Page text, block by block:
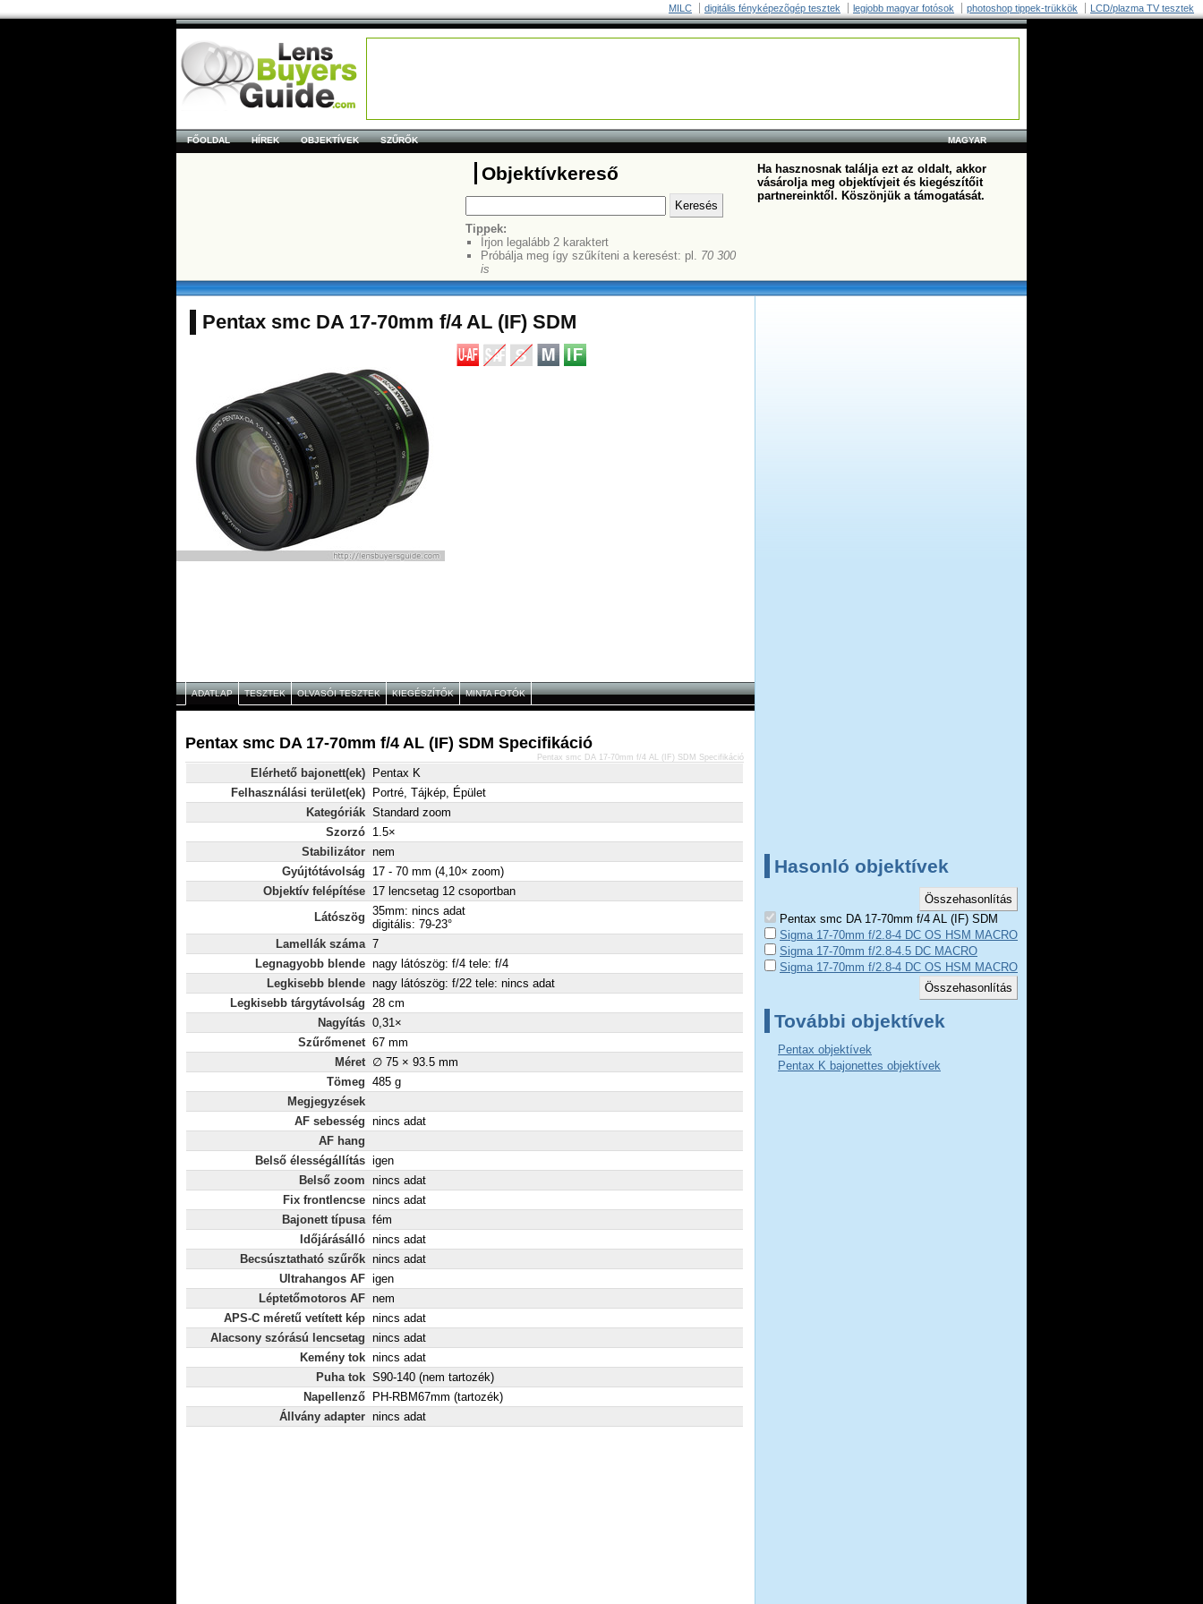
MILC digitális fényképezõgép tesztek legjobb magyar fotósok photoshop tippek-trükkök LCD/plazma TV tesztek
MAGYAR
FŐOLDAL HÍREK OBJEKTÍVEK SZŰRŐK
Objektívkereső
Tippek:
Írjon legalább 2 karaktert
Próbálja meg így szűkíteni a keresést: pl. 70 300
is
Ha hasznosnak találja ezt az oldalt, akkor
vásárolja meg objektívjeit és kiegészítőit
partnereinktől. Köszönjük a támogatását.
Pentax smc DA 17-70mm f/4 AL (IF) SDM
ADATLAP TESZTEK OLVASÓI TESZTEK KIEGÉSZÍTŐK MINTA FOTÓK
Pentax smc DA 17-70mm f/4 AL (IF) SDM Specifikáció
Elérhető bajonett(ek)
Pentax K
Felhasználási terület(ek)
Portré, Tájkép, Épület
Kategóriák Standard zoom
Szorzó 1.5×
Stabilizátor nem
Gyújtótávolság
17 - 70 mm (4,10× zoom)
Objektív felépítése 17 lencsetag 12 csoportban
Látószög 35mm: nincs adat
digitális: 79-23°
Lamellák száma 7
Legnagyobb blende nagy látószög: f/4 tele: f/4
Legkisebb blende nagy látószög: f/22 tele: nincs adat
Legkisebb tárgytávolság 28 cm
Nagyítás 0,31×
Szűrőmenet 67 mm
Méret ∅ 75 × 93.5 mm
Tömeg 485 g
Megjegyzések
AF sebesség nincs adat
AF hang
Belső élességállítás igen
Belső zoom nincs adat
Fix frontlencse nincs adat
Bajonett típusa fém
Időjárásálló nincs adat
Becsúsztatható szűrők nincs adat
Ultrahangos AF igen
Léptetőmotoros AF nem
APS-C méretű vetített kép nincs adat
Alacsony szórású lencsetag nincs adat
Kemény tok nincs adat
Puha tok S90-140 (nem tartozék)
Napellenző
PH-RBM67mm (tartozék)
Állvány adapter nincs adat
Pentax smc DA 17-70mm f/4 AL (IF) SDM Specifikáció
Hasonló objektívek
Pentax smc DA 17-70mm f/4 AL (IF) SDM
Sigma 17-70mm f/2.8-4 DC OS HSM MACRO C
Sigma 17-70mm f/2.8-4.5 DC MACRO
Sigma 17-70mm f/2.8-4 DC OS HSM MACRO
További objektívek
Pentax objektívek
Pentax K bajonettes objektívek